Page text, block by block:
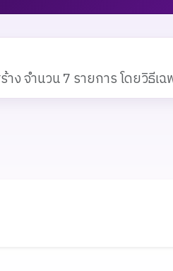
จำนวน 7 รายการ โดยวิธีเฉ